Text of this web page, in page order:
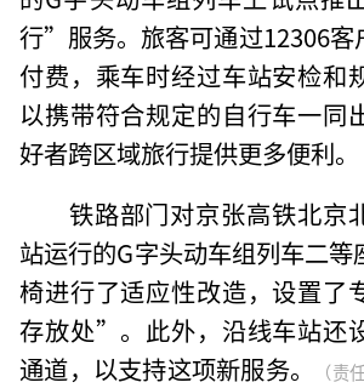
行”服务。旅客可通过12306客
付费，乘车时经过车站安检和
以携带符合规定的自行车一同
好者跨区域旅行提供更多便利。
铁路部门对京张高铁北京
站运行的G字头动车组列车二
椅进行了适应性改造，设置
存放处”。此外，沿线车站还
通道，以支持这项新服务。
（